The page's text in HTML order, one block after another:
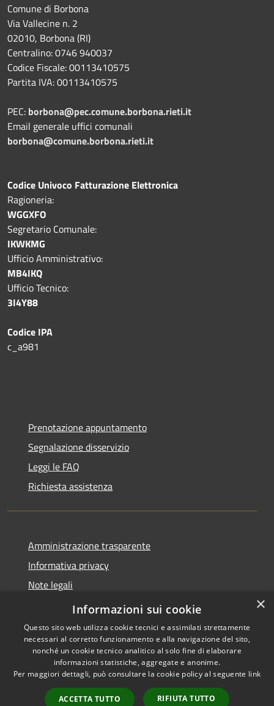
Comune di Borbona
Via Vallecine n. 2
02010, Borbona (RI)
Centralino: 0746 940037
Codice Fiscale: 00113410575
Partita IVA: 00113410575
PEC: borbona@pec.comune.borbona.rieti.it
Email generale uffici comunali
borbona@comune.borbona.rieti.it
Codice Univoco Fatturazione Elettronica
Ragioneria:
WGGXFO
Segretario Comunale:
IKWKMG
Ufficio Amministrativo:
MB4IKQ
Ufficio Tecnico:
3I4Y88
Codice IPA
c_a981
Prenotazione appuntamento
Segnalazione disservizio
Leggi le FAQ
Richiesta assistenza
Amministrazione trasparente
Informativa privacy
Note legali
Dichiarazione di accessibilità
Accessibilità
Copyright © 2026 • Comune di
Borbona • Powered by
Municipium•
Accesso
×
Informazioni sui cookie
Questo sito web utilizza cookie tecnici e assimilati strettamente
necessari al corretto funzionamento e alla navigazione del sito,
nonché un cookie tecnico analitico al solo fine di elaborare
informazioni statistiche, aggregate e anonime.
Per maggiori dettagli, può consultare la cookie policy al seguente link
ACCETTA TUTTO RIFIUTA TUTTO